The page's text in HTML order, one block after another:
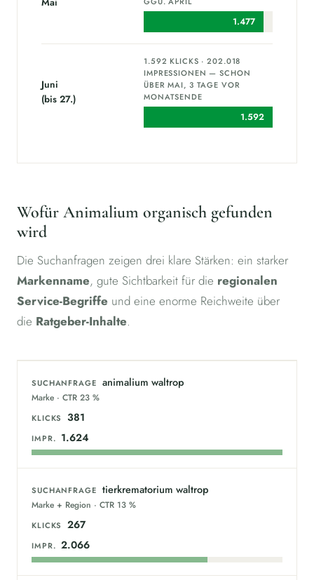
1.477
Juni
(bis 27.)
1.592 KLICKS · 202.018
IMPRESSIONEN — SCHON
ÜBER MAI, 3 TAGE VOR
MONATSENDE
1.592
Wofür Animalium organisch gefunden
wird
Die Suchanfragen zeigen drei klare Stärken: ein starker
Markenname, gute Sichtbarkeit für die regionalen
Service-Begriffe und eine enorme Reichweite über
die Ratgeber-Inhalte.
SUCHANFRAGE animalium waltrop
Marke · CTR 23 %
KLICKS 381
IMPR. 1.624
SUCHANFRAGE tierkrematorium waltrop
Marke + Region · CTR 13 %
KLICKS 267
IMPR. 2.066